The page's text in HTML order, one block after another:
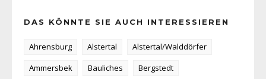
DAS KÖNNTE SIE AUCH INTERESSIEREN
Ahrensburg Alstertal
Alstertal/Walddörfer
Ammersbek
Bauliches
Bergstedt